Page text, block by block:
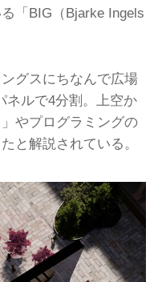
「BIG（Bjarke Ingels
グスにちなんで広場
ルで4分割。上空か
やプログラミングの
と解説されている。